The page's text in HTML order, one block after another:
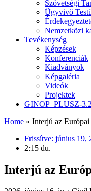
Szövetségi
Ügyvivő
Nemzetközi
Tevékenység
Képzések
Konferenciák
Kiadványok
Képgaléria
Videók
Projektek
GINOP_PLUSZ-
Home » Interjú az
Frissítve: június 19,
2:15 du.
Interjú az